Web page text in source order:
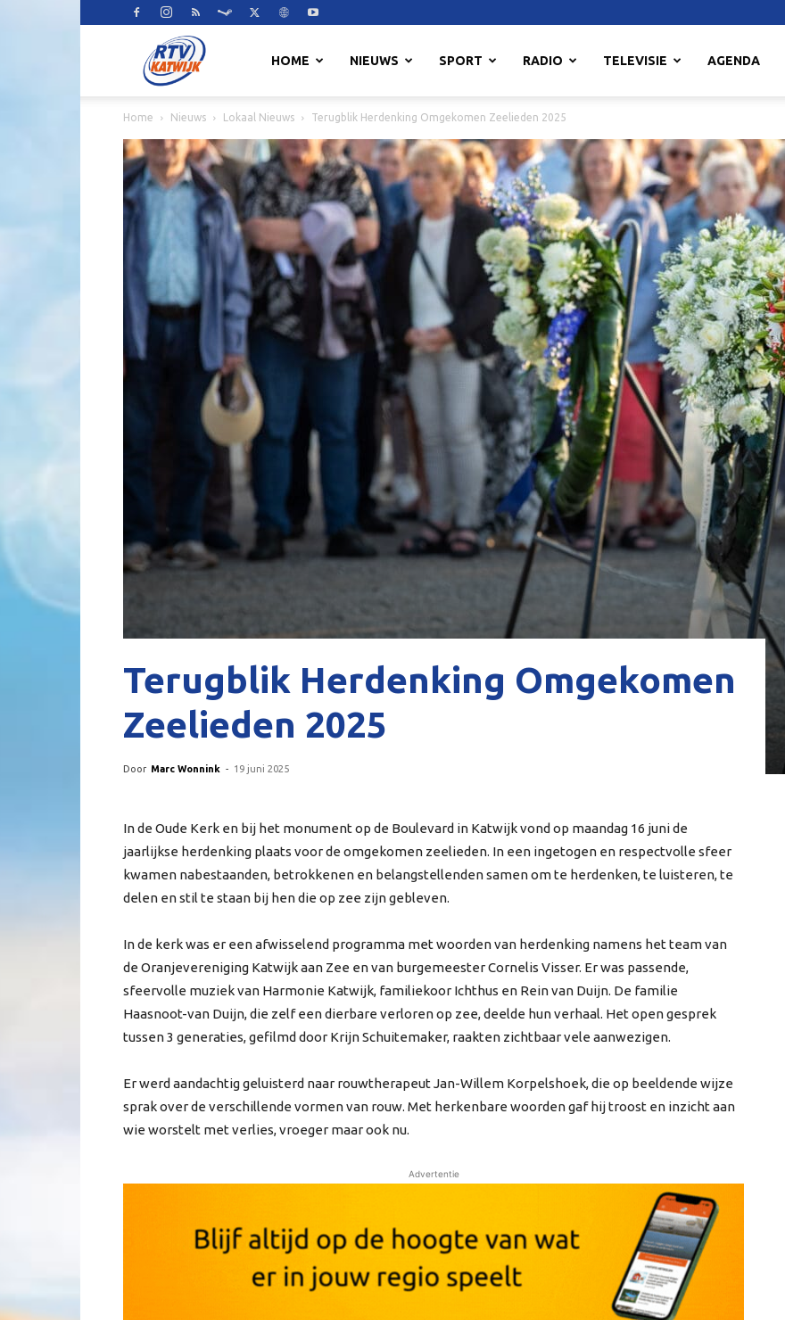
HOME NIEUWS SPORT RADIO TELEVISIE AGENDA
Home Nieuws Lokaal Nieuws Terugblik Herdenking Omgekomen Zeelieden 2025
Terugblik Herdenking Omgekomen
Zeelieden 2025
Door Marc Wonnink - 19 juni 2025
In de Oude Kerk en bij het monument op de Boulevard in Katwijk vond op maandag 16 juni de
jaarlijkse herdenking plaats voor de omgekomen zeelieden. In een ingetogen en respectvolle sfeer
kwamen nabestaanden, betrokkenen en belangstellenden samen om te herdenken, te luisteren, te
delen en stil te staan bij hen die op zee zijn gebleven.
In de kerk was er een afwisselend programma met woorden van herdenking namens het team van
de Oranjevereniging Katwijk aan Zee en van burgemeester Cornelis Visser. Er was passende,
sfeervolle muziek van Harmonie Katwijk, familiekoor Ichthus en Rein van Duijn. De familie
Haasnoot-van Duijn, die zelf een dierbare verloren op zee, deelde hun verhaal. Het open gesprek
tussen 3 generaties, gefilmd door Krijn Schuitemaker, raakten zichtbaar vele aanwezigen.
Er werd aandachtig geluisterd naar rouwtherapeut Jan-Willem Korpelshoek, die op beeldende wijze
sprak over de verschillende vormen van rouw. Met herkenbare woorden gaf hij troost en inzicht aan
wie worstelt met verlies, vroeger maar ook nu.
Advertentie